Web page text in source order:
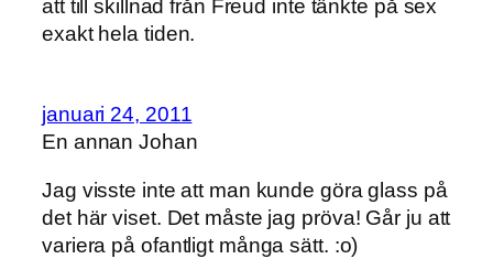
att till skillnad från Freud inte tänkte på sex
exakt hela tiden.
januari 24, 2011
En annan Johan
Jag visste inte att man kunde göra glass på
det här viset. Det måste jag pröva! Går ju att
variera på ofantligt många sätt. :o)